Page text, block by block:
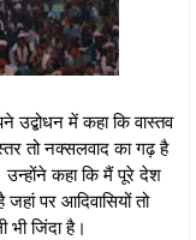
उद्बोधन में कहा कि वास्तव
तो नक्सलवाद का गढ़ है
कहा कि मैं पूरे देश
पर आदिवासियों तो
भी जिंदा है।